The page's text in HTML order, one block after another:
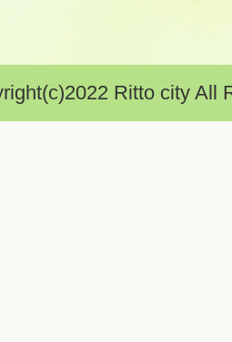
Ritto city All